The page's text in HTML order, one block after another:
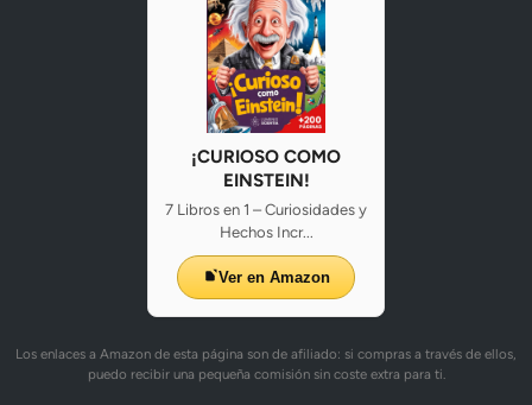
¡CURIOSO COMO
EINSTEIN!
7 Libros en 1 – Curiosidades y
Hechos Incr...
Ver en Amazon
Los enlaces a Amazon de esta página son de afiliado: si compras a través de ellos,
puedo recibir una pequeña comisión sin coste extra para ti.